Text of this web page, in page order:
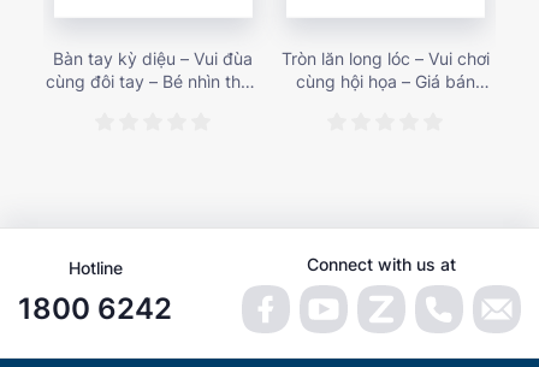
Bàn tay kỳ diệu – Vui đùa
cùng đôi tay – Bé nhìn thấy
Tròn lăn long lóc – Vui chơi
cùng hội họa – Giá bán
Hotline
1800 6242
Connect with us at